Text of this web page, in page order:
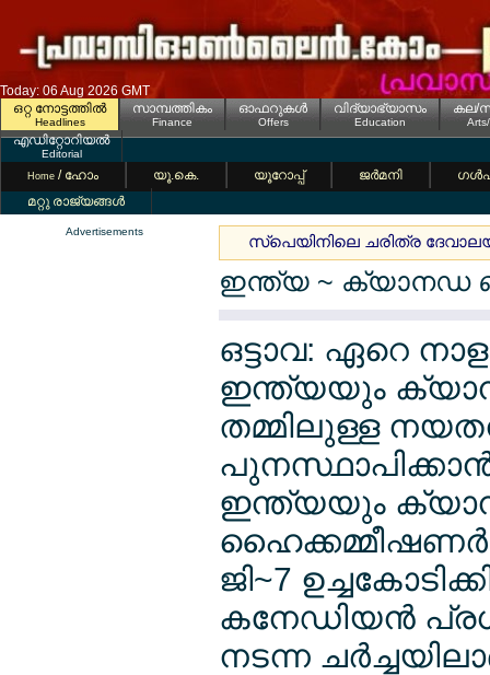
Today: 06 Aug 2026 GMT
ഒറ്റ നോട്ടത്തില്‍
Headlines
സാമ്പത്തികം
Finance
ഓഫറുകള്‍
Offers
വിദ്യാഭ്യാസം
Education
കല/
എഡിറ്റോറിയല്‍
Editorial
Home / ഹോം യൂ.കെ. യൂറോപ്പ് ജര്‍മനി
മറ്റു രാജ്യങ്ങള്‍
Advertisements
സ്പെയിനിലെ ചരിത്ര
ഇന്ത്യ ~ ക്യാനഡ
ഒട്ടാവ: ഏറെ
ഇന്ത്യയും
തമ്മിലുള്ള
ഇന്ത്യയും
ജി~7
കനേഡിയന്‍
നടന്ന